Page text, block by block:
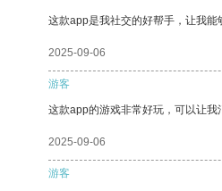
这款app是我社交的好帮手，让我能
2025-09-06
游客
这款app的游戏非常好玩，可以让我
2025-09-06
游客